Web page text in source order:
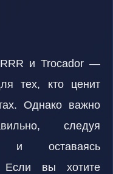
и Trocador —
тех, кто ценит
Однако важно
следуя
и оставаясь
Если вы хотите